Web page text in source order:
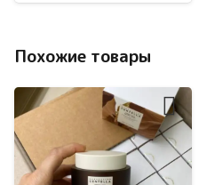
Похожие товары